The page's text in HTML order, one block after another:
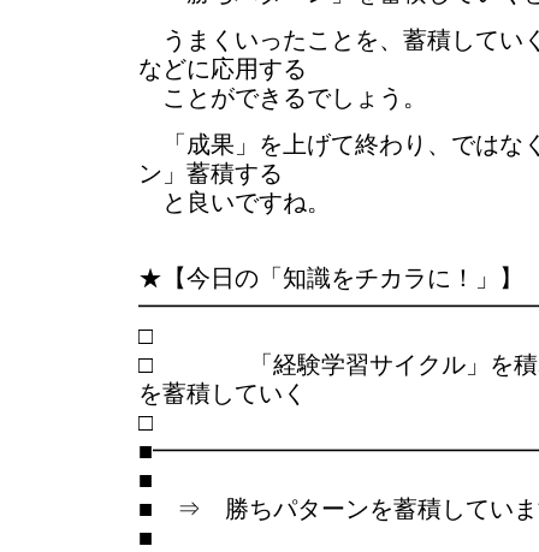
うまくいったことを、蓄積してい
などに応用する
ことができるでしょう。
「成果」を上げて終わり、ではな
ン」蓄積する
と良いですね。
★【今日の「知識をチカラに！」】
□ 「経験学習サイクル」を積み
を蓄積していく
■
■ ⇒ 勝ちパターンを蓄積していま
■